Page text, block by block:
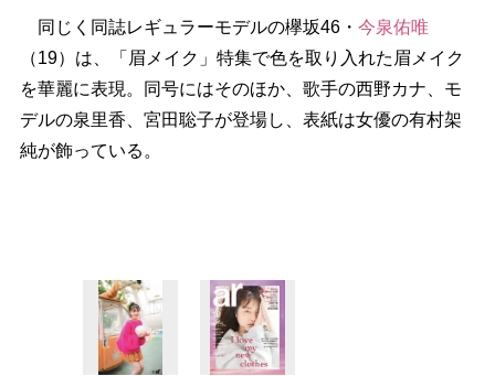
同じく同誌レギュラーモデルの欅坂46・ 今泉佑唯
（19）は、「眉メイク」特集で色を取り入れた眉メイク
を華麗に表現。同号にはそのほか、歌手の西野カナ、モ
デルの泉里香、宮田聡子が登場し、表紙は女優の有村架
純が飾っている。